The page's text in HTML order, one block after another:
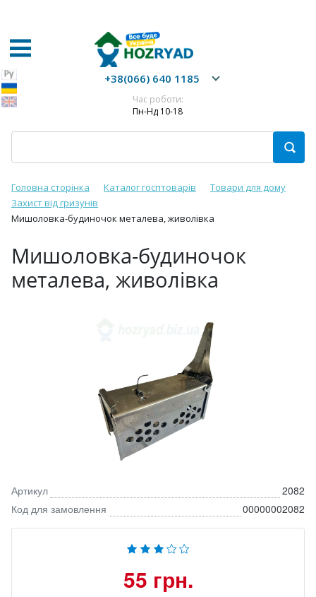
+38(066) 640 1185
Час роботи:
Пн-Нд 10-18
Головна сторінка Каталог госптоварів
Товари для дому
Захист від гризунів
Мишоловка-будиночок металева, живолівка
Мишоловка-будиночок
металева, живолівка
Артикул
2082
Код для замовлення
00000002082
55 грн.